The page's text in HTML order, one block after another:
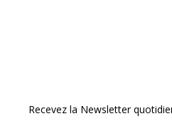
Recevez la Newsletter